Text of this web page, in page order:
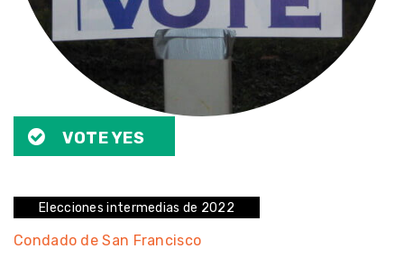
VOTE YES
Elecciones intermedias de 2022
Condado de San Francisco